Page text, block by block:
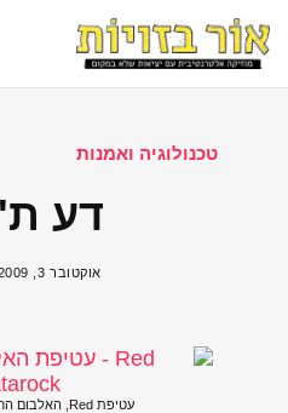
טכנולוגיה ואמנות
דע
אוקטובר 3, 2009
עטיפת Red, האלבום החדש של Datarock